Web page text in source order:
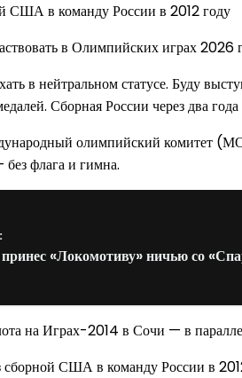
США в команду России в 2012 году
в Олимпийских играх 2026
в нейтральном статусе. Буду
Сборная России через два
олимпийский комитет
без флага и гимна.
«Локомотиву» ничью со
на Играх-2014 в Сочи — в
США в команду России в